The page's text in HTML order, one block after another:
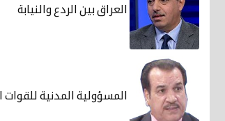
العراق بين الردع والنيابة
المسؤولية المدنية للقوات